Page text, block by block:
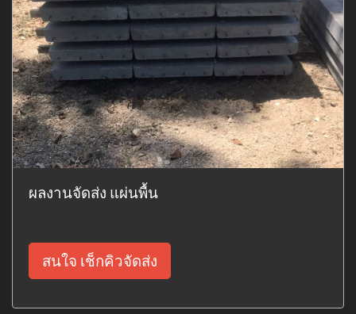
ผลงานจัดส่ง แผ่นพื้น
สนใจ เช็กคิวจัดส่ง